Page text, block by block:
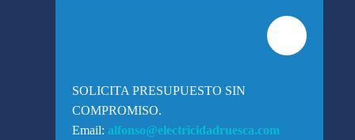
SOLICITA PRESUPUESTO SIN
COMPROMISO.
Email: alfonso@electricidadruesca.com